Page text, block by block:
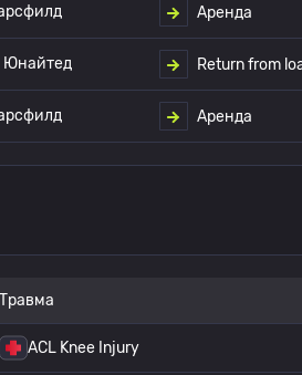
Аренда
Юнайтед Return from
Аренда
Травма
ACL Knee Injury